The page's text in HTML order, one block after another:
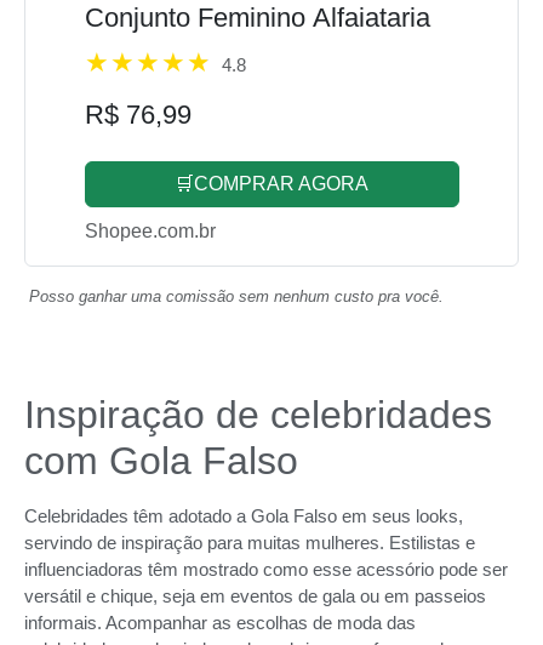
Conjunto Feminino Alfaiataria
4.8
R$ 76,99
🛒COMPRAR AGORA
Shopee.com.br
Posso ganhar uma comissão sem nenhum custo pra você.
Inspiração de celebridades
com Gola Falso
Celebridades têm adotado a Gola Falso em seus looks,
servindo de inspiração para muitas mulheres. Estilistas e
influenciadoras têm mostrado como esse acessório pode ser
versátil e chique, seja em eventos de gala ou em passeios
informais. Acompanhar as escolhas de moda das